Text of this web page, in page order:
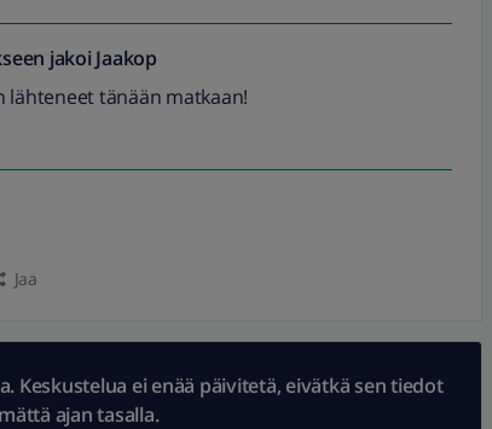
jakoi Jaakop
lähteneet tänään matkaan!
Jaa
Keskustelua ei enää päivitetä, eivätkä sen tiedot
ajan tasalla.